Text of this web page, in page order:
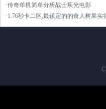
·传奇单机简单分析战士疾光电影
·1.76秒卡二区,最镇定的的食人树果实